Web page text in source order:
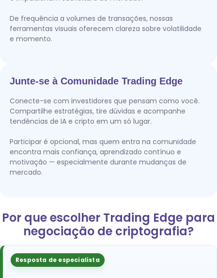
De frequência a volumes de transações, nossas
ferramentas visuais oferecem clareza sobre volatilidade
e momento.
Junte-se à Comunidade Trading Edge
Conecte-se com investidores que pensam como você.
Compartilhe estratégias, tire dúvidas e acompanhe
tendências de IA e cripto em um só lugar.
Participar é opcional, mas quem entra na comunidade
encontra mais confiança, aprendizado contínuo e
motivação — especialmente durante mudanças de
mercado.
Por que escolher Trading Edge para
negociação de criptografia?
Resposta de especialista